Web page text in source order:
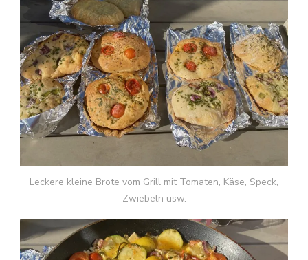
Leckere kleine Brote vom Grill mit Tomaten, Käse, Speck,
Zwiebeln usw.